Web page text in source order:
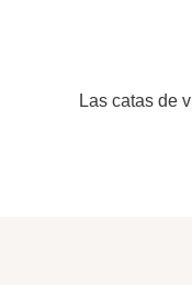
Las catas de